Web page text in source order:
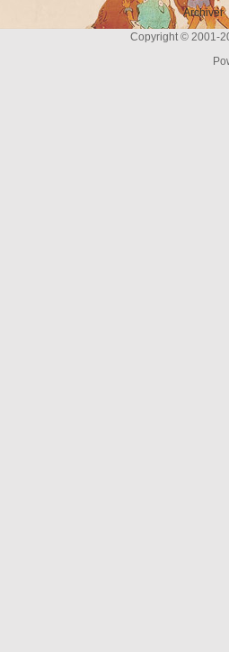
Archiver
Copyright © 2001-